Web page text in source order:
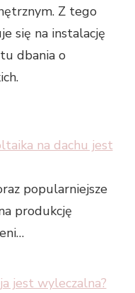
Z tego
się na instalację
dbania o
na dachu jest
popularniejsze
produkcję
jest wyleczalna?